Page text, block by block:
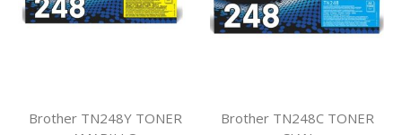
Brother TN248Y TONER
Brother TN248C TONER